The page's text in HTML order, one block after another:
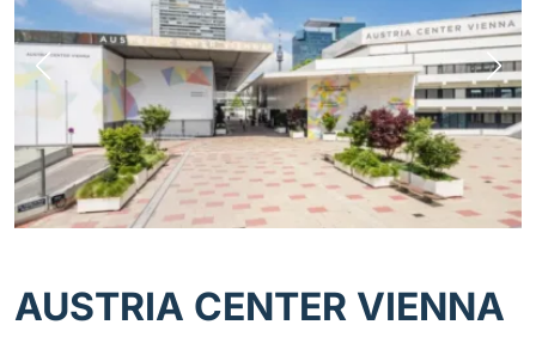
AUSTRIA CENTER VIENNA